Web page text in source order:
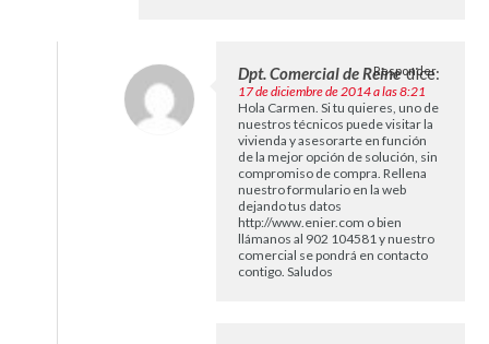
Dpt. Comercial de Reine dice:
17 de diciembre de 2014 a las 8:21
Hola Carmen. Si tu quieres, uno de
nuestros técnicos puede visitar la
vivienda y asesorarte en función
de la mejor opción de solución, sin
compromiso de compra. Rellena
nuestro formulario en la web
dejando tus datos
http://www.enier.com o bien
llámanos al 902 104581 y nuestro
comercial se pondrá en contacto
contigo. Saludos
Responder